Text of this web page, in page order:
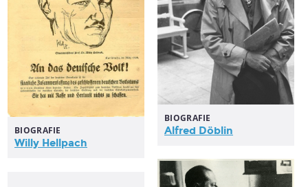
BIOGRAFIE
Willy Hellpach
BIOGRAFIE
Alfred Döblin